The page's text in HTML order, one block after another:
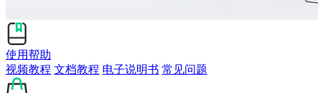
使用帮助
视频教程 文档教程 电子说明书 常见问题